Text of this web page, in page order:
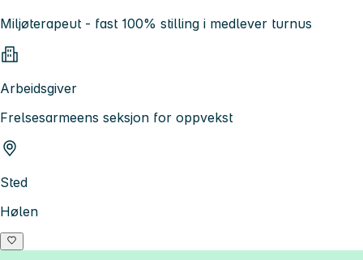
Miljøterapeut - fast 100% stilling i medlever turnus
Arbeidsgiver
Frelsesarmeens seksjon for oppvekst
Sted
Hølen